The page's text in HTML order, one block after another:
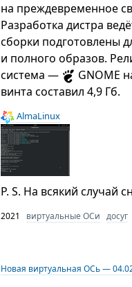
на преждевременное
Разработка дистра
сборки подготовлены
и полного образов.
система —
GNOME
винта составил 4,9 Гб.
AlmaLinux
P. S. На всякий случай
2021 виртуальные ОСи досуг
Новая виртуальная ОСь —